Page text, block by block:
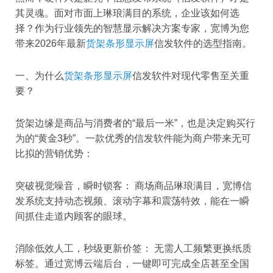
其灵魂。面对市面上琳琅满目的系统，企业该如何选
择？作为行业领先的智慧显示解决方案专家，宽博为您
带来2026年最新货架条形显示屏信发软件的选型指南。
一、为什么货架条形显示屏信发软件对现代零售至关重
要？
货架边缘是商品与消费者的“最后一米”，也是决定购买行
为的“黄金3秒”。一款优秀的信发软件能为商户带来无可
比拟的营销优势：
突破视觉噪音，瞬时锁客： 商场商品琳琅满目，宽博信
发系统支持动态视频、滚动字幕和震荡特效，能在一瞬
间抓住走道内顾客的眼球。
消除低效人工，秒级更新价签： 无需人工频繁更换纸质
标签。通过宽博云端后台，一键即可完成全店甚至全国